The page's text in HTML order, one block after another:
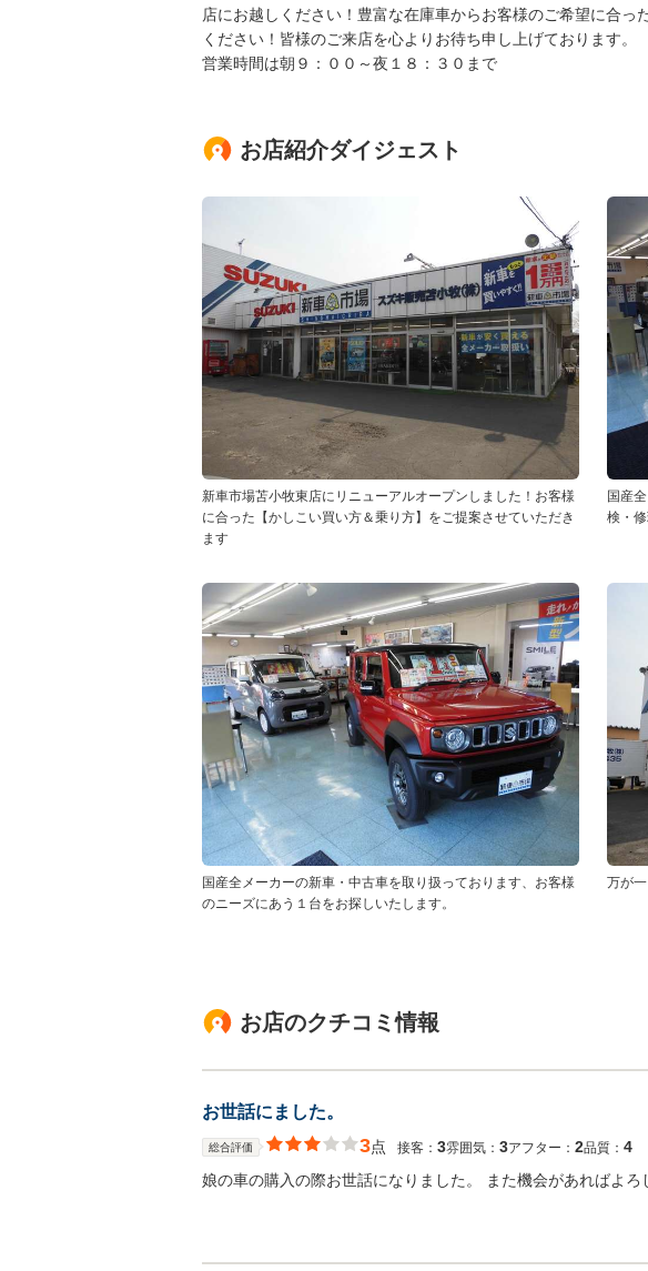
店にお越しください！豊富な在庫車からお客様のご希望に合
ください！皆様のご来店を心よりお待ち申し上げております。
営業時間は朝９：００～夜１８：３０まで
お店紹介ダイジェスト
新車市場苫小牧東店にリニューアルオープンしました！お客様
に合った【かしこい買い方＆乗り方】をご提案させていただき
ます
国産
検・
国産全メーカーの新車・中古車を取り扱っております、お客様
のニーズにあう１台をお探しいたします。
万が
お店のクチコミ情報
お世話にました。
総合評価 3点 接客： 3雰囲気： 3アフター： 2品質： 4
娘の車の購入の際お世話になりました。 また機会があればよろ